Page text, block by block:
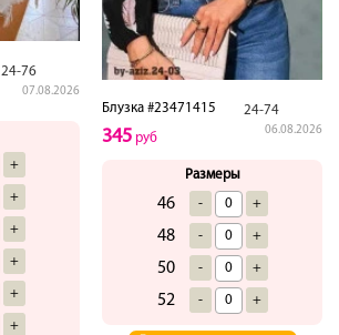
24-76
07.08.2026
+
+
+
+
+
+
Блузка #23471415 24-74
06.08.2026
345 руб
Размеры
46 - +
48 - +
50 - +
52 - +